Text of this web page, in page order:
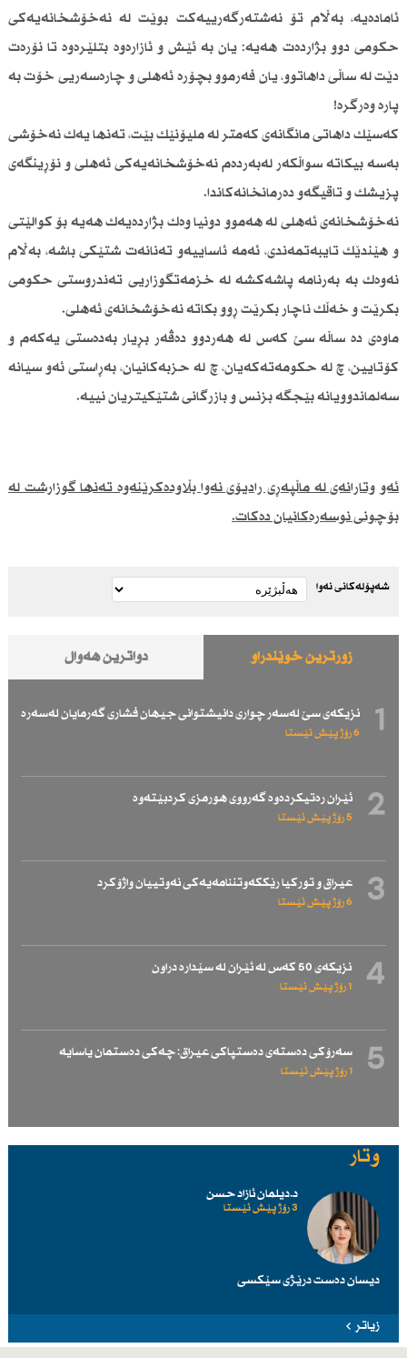
ئامادەیە، بەڵام تۆ نەشتەرگەرییەكت بوێت لە نەخۆشخانەیەكی
حكومی دوو بژاردەت هەیە: یان بە ئێش و ئازارەوە بتلێرەوە تا نۆرەت
دێت لە ساڵی داهاتوو، یان فەرموو بچۆرە ئەهلی و چارەسەریی خۆت بە
پارە وەرگرە!
كەسێك داهاتی مانگانەی كەمتر لە ملیۆنێك بێت، تەنها یەك نەخۆشی
بەسە بیكاتە سواڵكەر لەبەردەم نەخۆشخانەیەكی ئەهلی و نۆڕینگەی
پزیشك و تاقیگەو دەرمانخانەكاندا.
نەخۆشخانەی ئەهلی لە هەموو دونیا وەك بژاردەیەك هەیە بۆ كوالێتی
و هێندێك تایبەتمەندی، ئەمە ئاساییەو تەنانەت شتێكی باشە، بەڵام
نەوەك بە بەرنامە پاشەكشە لە خزمەتگوزاریی تەندروستی حكومی
بكرێت و خەڵك ناچار بكرێت ڕوو بكاتە نەخۆشخانەی ئەهلی.
ماوەی دە ساڵە سێ كەس لە هەردوو دەڤەر بڕیار بەدەستی یەكەم و
كۆتایین، چ لە حكومەتەكەیان، چ لە حزبەكانیان، بەڕاستی ئەو سیانە
سەلماندوویانە بێجگە بزنس و بازرگانی شتێكیتریان نییە.
ئەو وتارانەی لە ماڵپەڕی رادیۆی نەوا بڵاودەكرێنەوە تەنها گوزارشت لە
بۆچونی نوسەرەكانیان دەكات.
شەپۆلەکانی نەوا
زۆرترین خوێندراو دواترین هەواڵ
1 نزیكەی سێ لەسەر چواری دانیشتوانی جیهان فشاری گەرمایان لەسەرە
6 رۆژ پێش ئێستا
2 ئێران رەتیكردەوە گەرووی هورمزی كردبێتەوە
5 رۆژ پێش ئێستا
3 عیراق و توركیا رێككەوتننامەیەكی نەوتییان واژۆكرد
6 رۆژ پێش ئێستا
4 نزیكەی 50 كەس لە ئێران لە سێدارە دراون
1 رۆژ پێش ئێستا
5 سەرۆكی دەستەی دەستپاكی عیراق: چەكی دەستمان یاسایە
1 رۆژ پێش ئێستا
وتار
د.دیلمان ئازاد حسن
3 رۆژ پێش ئێستا
دیسان دەست درێژی سێكسی
زیاتر